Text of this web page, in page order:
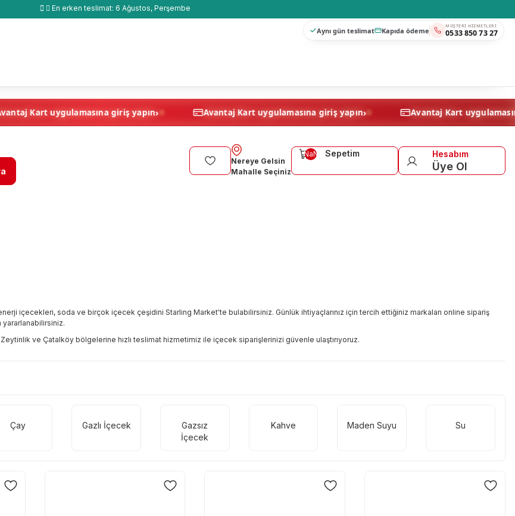
En erken teslimat: 6 Ağustos, Perşembe
Aynı gün teslimat Kapıda ödeme MÜŞTERI HIZMETLERI
0533 850 73 27
Avantaj Kart uygulamasına giriş yapın› Avantaj Kart uygulamasına giriş yapın› Avantaj Kart
Nereye Gelsin
Mahalle Seçiniz
Sepetim
NaN Hesabım
Üye Ol
içecekleri, soda ve birçok içecek çeşidini Starling Market'te bulabilirsiniz. Günlük ihtiyaçlarınız için tercih ettiğiniz markaları online sipariş
yararlanabilirsiniz.
ve Çatalköy bölgelerine hızlı teslimat hizmetimiz ile içecek siparişlerinizi güvenle ulaştırıyoruz.
Çay Gazlı İçecek
Gazsız
İçecek
Kahve Maden Suyu Su